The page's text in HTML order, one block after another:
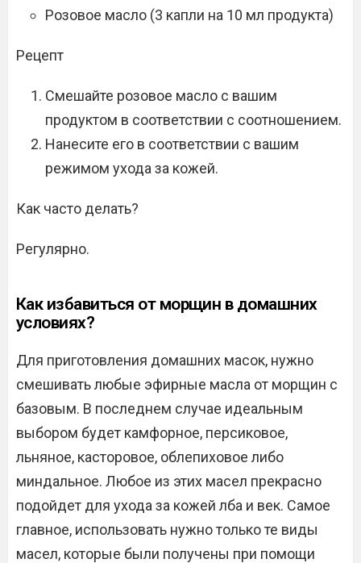
Розовое масло (3 капли на 10 мл продукта)
Рецепт
Смешайте розовое масло с вашим
продуктом в соответствии с соотношением.
Нанесите его в соответствии с вашим
режимом ухода за кожей.
Как часто делать?
Регулярно.
Как избавиться от морщин в домашних
условиях?
Для приготовления домашних масок, нужно
смешивать любые эфирные масла от морщин с
базовым. В последнем случае идеальным
выбором будет камфорное, персиковое,
льняное, касторовое, облепиховое либо
миндальное. Любое из этих масел прекрасно
подойдет для ухода за кожей лба и век. Самое
главное, использовать нужно только те виды
масел, которые были получены при помощи